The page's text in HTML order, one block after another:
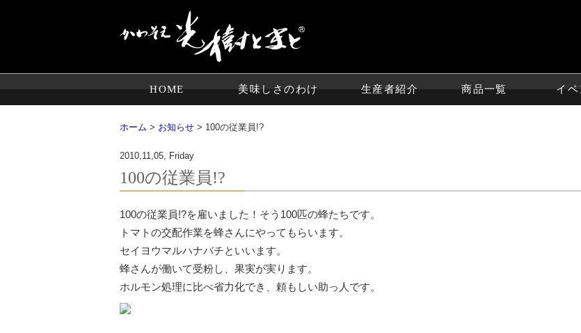
HOME 美味しさのわけ 生産者紹介 商品一覧 イベ
ホーム > お知らせ > 100の従業員!?
2010,11,05, Friday
100の従業員!?
100の従業員!?を雇いました！そう100匹の蜂たちです。
トマトの交配作業を蜂さんにやってもらいます。
セイヨウマルハナバチといいます。
蜂さんが働いて受粉し、果実が実ります。
ホルモン処理に比べ省力化でき、頼もしい助っ人です。